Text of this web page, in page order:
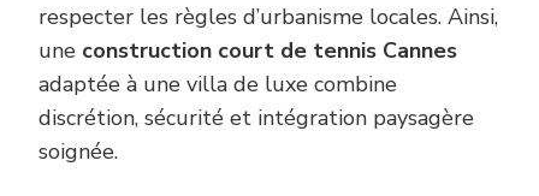
respecter les règles d’urbanisme locales. Ainsi,
une construction court de tennis Cannes
adaptée à une villa de luxe combine
discrétion, sécurité et intégration paysagère
soignée.